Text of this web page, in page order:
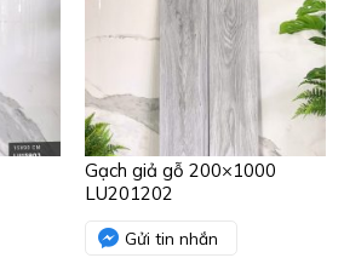
Gạch giả gỗ 200×1000
LU201202
Gửi tin nhắn